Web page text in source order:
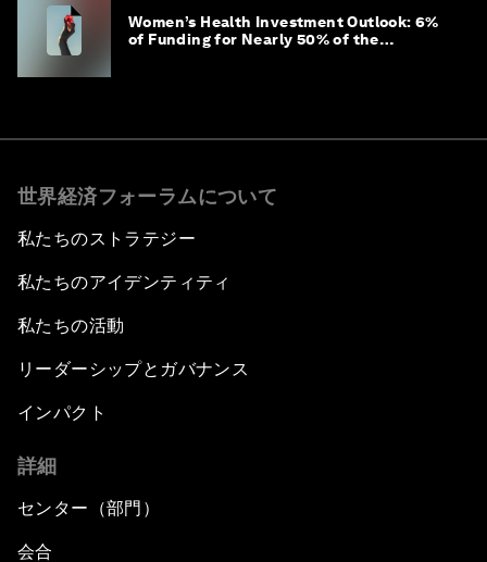
Women’s Health Investment Outlook: 6%
of Funding for Nearly 50% of the
世界経済フォーラムについて
私たちのストラテジー
私たちのアイデンティティ
私たちの活動
リーダーシップとガバナンス
インパクト
詳細
センター（部門）
会合